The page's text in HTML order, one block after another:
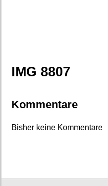
IMG 8807
Kommentare
Bisher keine Kommentare